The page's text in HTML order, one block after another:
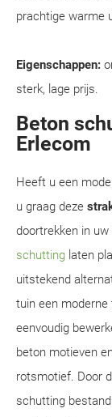
prachtige warme
Eigenschappen:
sterk, lage prijs.
Beton
Erlecom
Heeft u een
u graag deze
doortrekken in uw
schutting laten
uitstekend
tuin een
eenvoudig
beton motieven
rotsmotief. Door
schutting